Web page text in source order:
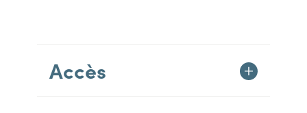
Accès